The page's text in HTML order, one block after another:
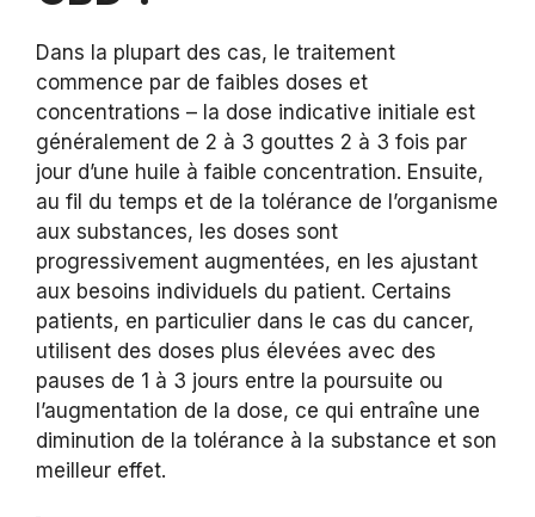
Dans la plupart des cas, le traitement
commence par de faibles doses et
concentrations – la dose indicative initiale est
généralement de 2 à 3 gouttes 2 à 3 fois par
jour d’une huile à faible concentration. Ensuite,
au fil du temps et de la tolérance de l’organisme
aux substances, les doses sont
progressivement augmentées, en les ajustant
aux besoins individuels du patient. Certains
patients, en particulier dans le cas du cancer,
utilisent des doses plus élevées avec des
pauses de 1 à 3 jours entre la poursuite ou
l’augmentation de la dose, ce qui entraîne une
diminution de la tolérance à la substance et son
meilleur effet.